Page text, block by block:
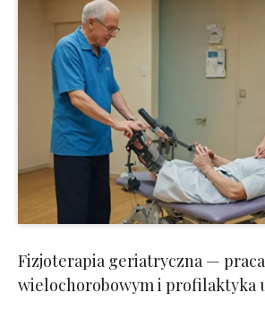
Fizjoterapia geriatryczna —
wielochorobowym i profilaktyka